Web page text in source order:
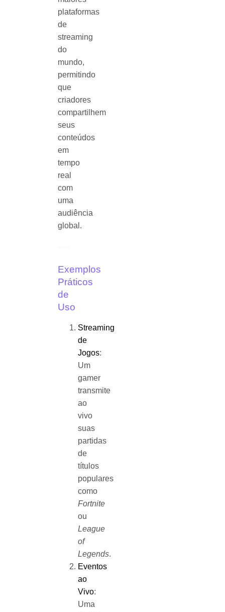
plataformas
de
streaming
do
mundo,
permitindo
que
criadores
compartilhem
seus
conteúdos
em
tempo
real
com
uma
audiência
global.
Exemplos
Práticos
de
Uso
Streaming
de
Jogos:
Um
gamer
transmite
ao
vivo
suas
partidas
de
títulos
populares
como
Fortnite
ou
League
of
Legends.
Eventos
ao
Vivo:
Uma